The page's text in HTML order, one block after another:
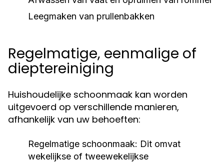
Leegmaken van prullenbakken
Regelmatige, eenmalige of
dieptereiniging
Huishoudelijke schoonmaak kan worden
uitgevoerd op verschillende manieren,
afhankelijk van uw behoeften:
Regelmatige schoonmaak: Dit omvat
wekelijkse of tweewekelijkse